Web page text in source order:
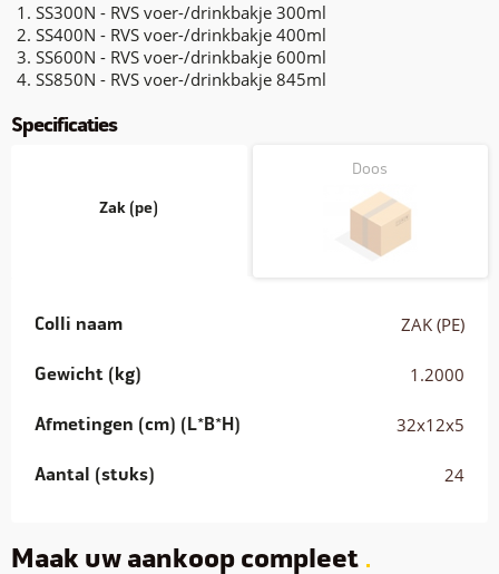
SS300N - RVS voer-/drinkbakje 300ml
SS400N - RVS voer-/drinkbakje 400ml
SS600N - RVS voer-/drinkbakje 600ml
SS850N - RVS voer-/drinkbakje 845ml
Specificaties
Zak (pe)
Doos
Colli naam ZAK (PE)
Gewicht (kg) 1.2000
Afmetingen (cm) (L*B*H) 32x12x5
Aantal (stuks) 24
Maak uw aankoop compleet